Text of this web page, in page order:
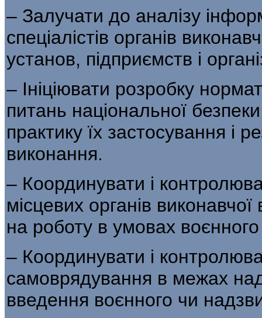
– Залучати до аналізу
спеціалістів органів
установ, підприємств і
– Ініціювати розробку
питань національної
практику їх застосування і
виконання.
– Координувати і
місцевих органів
на роботу в умовах
– Координувати і
самоврядування в межах
введення воєнного чи